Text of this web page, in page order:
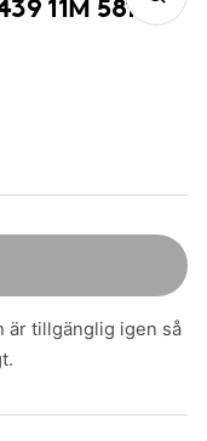
11M 5817
är tillgänglig igen så